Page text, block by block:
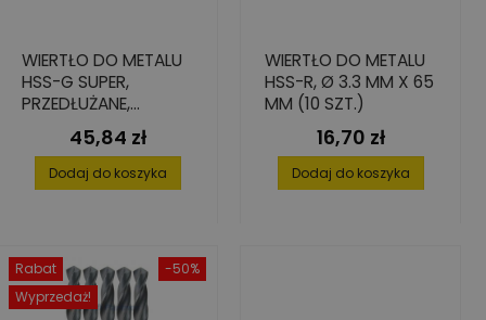
WIERTŁO DO METALU
HSS-G SUPER,
PRZEDŁUŻANE,
13X134/205
Cena
45,84 zł
Dodaj do koszyka
WIERTŁO DO METALU
HSS-R, Ø 3.3 MM X 65
MM (10 SZT.)
Cena
16,70 zł
Dodaj do koszyka
-50%
Rabat
Wyprzedaż!